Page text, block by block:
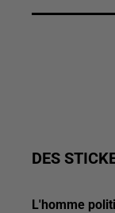
DES
L'homme